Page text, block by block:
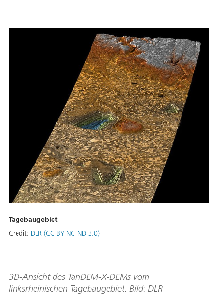
Tagebaugebiet
Credit: DLR (CC BY-NC-ND 3.0)
3D-Ansicht des TanDEM-X-DEMs vom
linksrheinischen Tagebaugebiet. Bild: DLR